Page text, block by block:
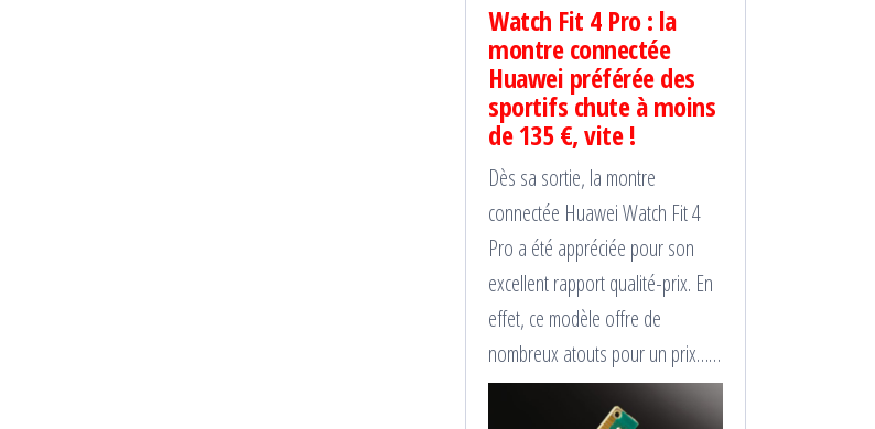
Watch Fit 4 Pro : la
montre connectée
Huawei préférée des
sportifs chute à moins
de 135 €, vite !
Dès sa sortie, la montre
connectée Huawei Watch Fit 4
Pro a été appréciée pour son
excellent rapport qualité-prix. En
effet, ce modèle offre de
nombreux atouts pour un prix……